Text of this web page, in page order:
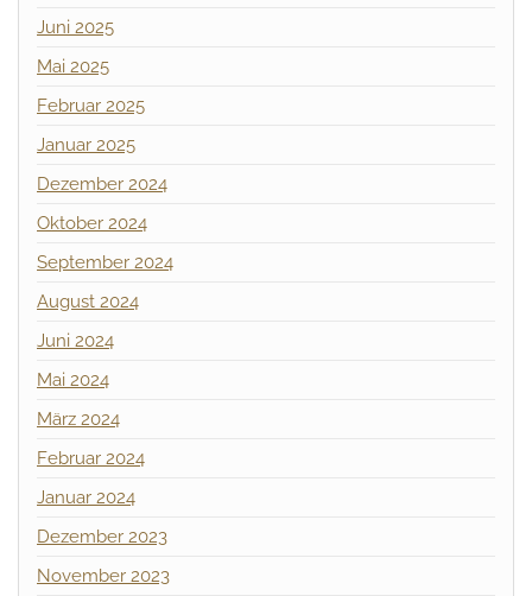
Juni 2025
Mai 2025
Februar 2025
Januar 2025
Dezember 2024
Oktober 2024
September 2024
August 2024
Juni 2024
Mai 2024
März 2024
Februar 2024
Januar 2024
Dezember 2023
November 2023